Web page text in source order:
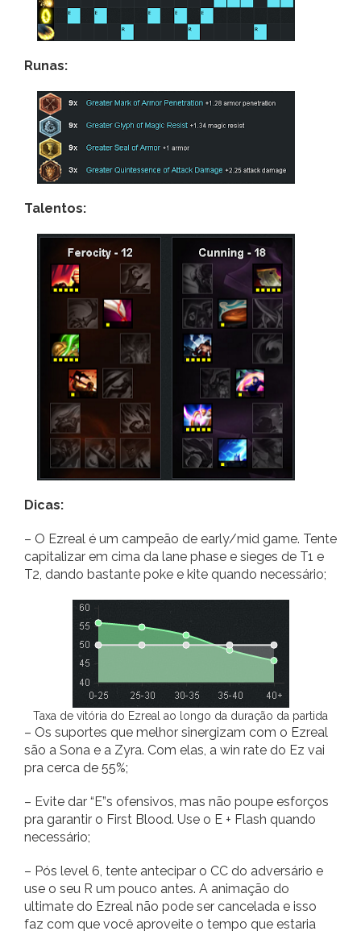
Runas:
Talentos:
Dicas:
– O Ezreal é um campeão de early/mid game. Tente
capitalizar em cima da lane phase e sieges de T1 e
T2, dando bastante poke e kite quando necessário;
Taxa de vitória do Ezreal ao longo da duração da partida
– Os suportes que melhor sinergizam com o Ezreal
são a Sona e a Zyra. Com elas, a win rate do Ez vai
pra cerca de 55%;
– Evite dar “E”s ofensivos, mas não poupe esforços
pra garantir o First Blood. Use o E + Flash quando
necessário;
– Pós level 6, tente antecipar o CC do adversário e
use o seu R um pouco antes. A animação do
ultimate do Ezreal não pode ser cancelada e isso
faz com que você aproveite o tempo que estaria